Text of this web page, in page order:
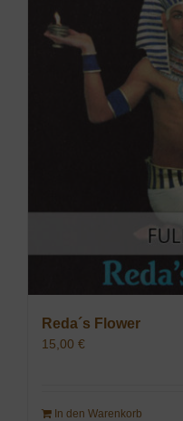
Reda´s Flower
15,00 €
In den Warenkorb